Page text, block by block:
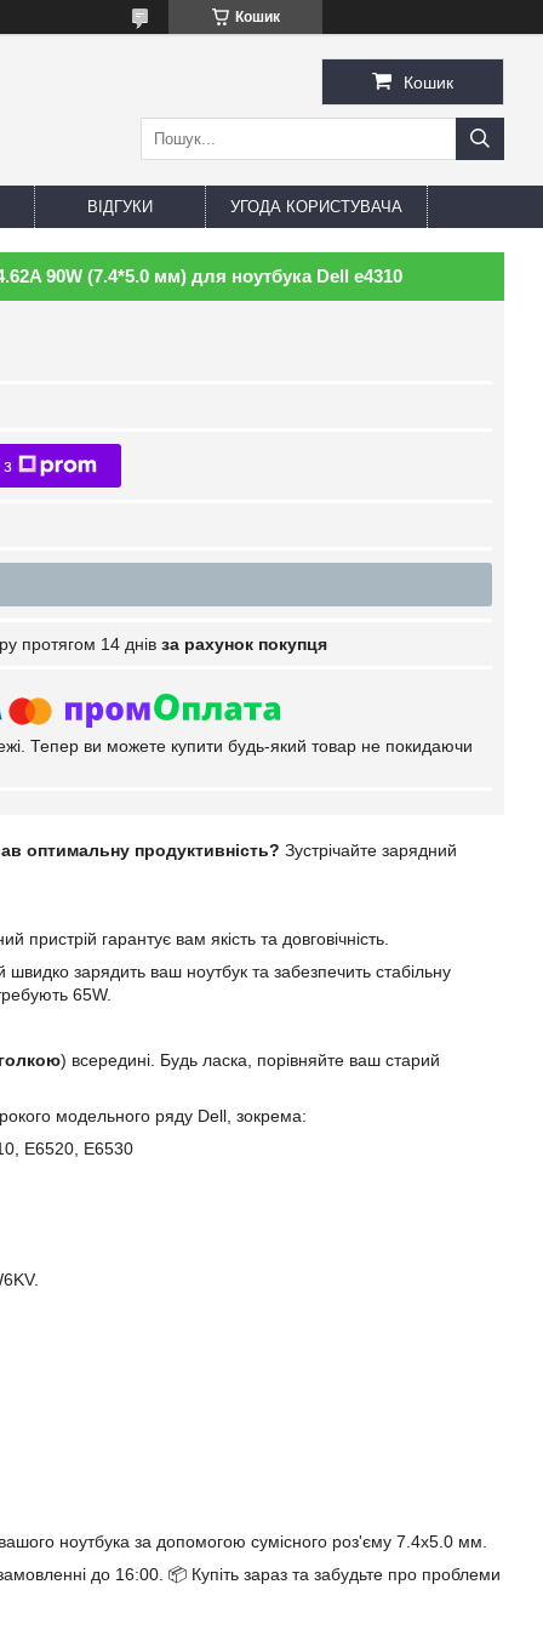
Кошик
Кошик
ВІДГУКИ УГОДА КОРИСТУВАЧА
90W (7.4*5.0 мм) для ноутбука Dell e4310
протягом 14 днів за рахунок покупця
Тепер ви можете купити будь-який товар не покидаючи
оптимальну продуктивність? Зустрічайте зарядний
пристрій гарантує вам якість та довговічність.
швидко зарядить ваш ноутбук та забезпечить стабільну
65W.
голкою) всередині. Будь ласка, порівняйте ваш старий
модельного ряду Dell, зокрема:
E6520, E6530
ноутбука за допомогою сумісного роз'єму 7.4x5.0 мм.
до 16:00. 📦 Купіть зараз та забудьте про проблеми